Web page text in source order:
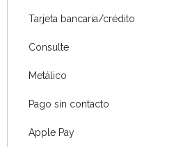
Tarjeta bancaria/crédito
Consulte
Metálico
Pago sin contacto
Apple Pay